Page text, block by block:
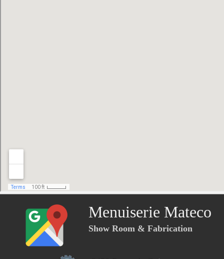
Menuiserie Mateco
Show Room & Fabrication